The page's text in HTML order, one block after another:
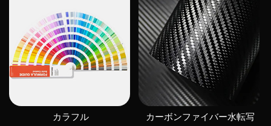
カラフル カーボンファイバー水転写